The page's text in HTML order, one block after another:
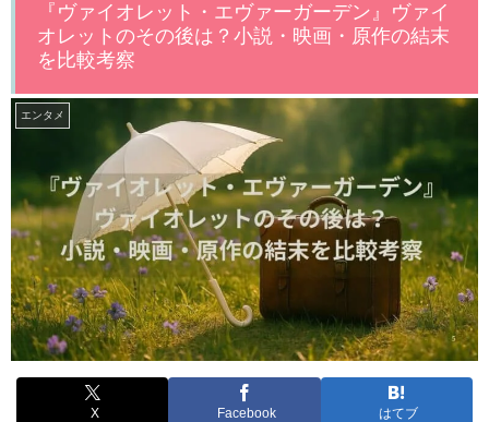
『ヴァイオレット・エヴァーガーデン』ヴァイ
オレットのその後は？小説・映画・原作の結末
を比較考察
エンタメ
X Facebook はてブ